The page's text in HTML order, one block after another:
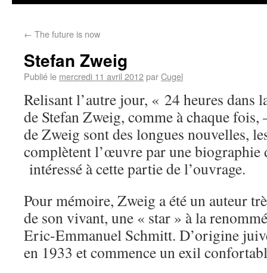
← The future is now
Stefan Zweig
Publié le mercredi 11 avril 2012parCugel
Relisant l’autre jour, « 24 heures dans
de Stefan Zweig, comme à chaque
de Zweig sont des longues nouvelles,
complètent l’œuvre par une
intéressé à cette partie de l’ouvrage.
Pour mémoire, Zweig a été un auteur
de son vivant, une « star » à la
Eric-Emmanuel Schmitt. D’origine
en 1933 et commence un exil